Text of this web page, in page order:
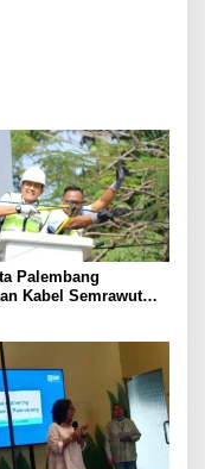
Palembang
Kabel Semrawut